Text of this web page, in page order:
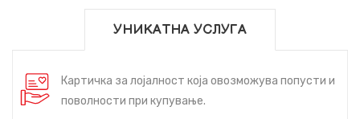
УНИКАТНА УСЛУГА
Картичка за лојалност која овозможува попусти и
поволности при купување.